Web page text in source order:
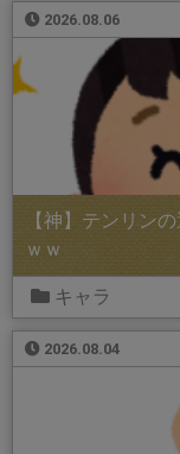
2026.08.06
【神】テンリン
ｗｗ
キャラ
2026.08.04